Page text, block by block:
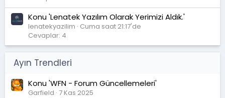
Konu 'Lenatek Yazılım Olarak Yerimizi Aldık.'
lenatekyazilim Cuma saat 21:17'de
Cevaplar: 4
Ayın Trendleri
Konu 'WFN - Forum Güncellemeleri'
Garfield 7 Kas 2025